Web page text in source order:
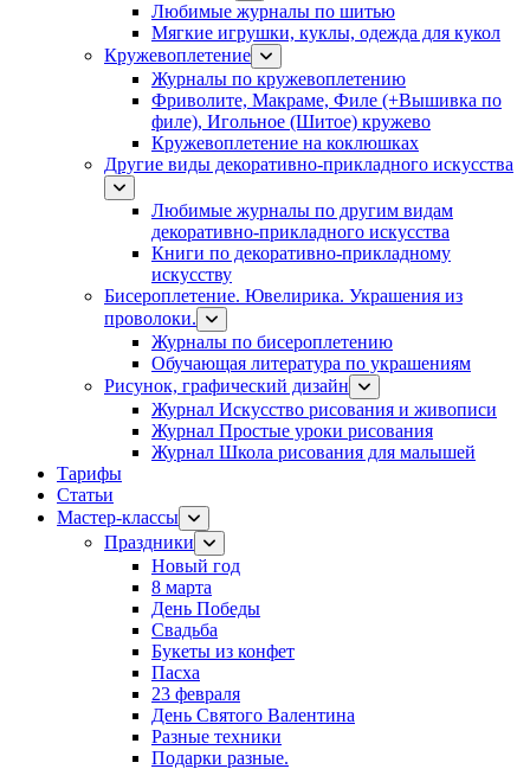
Любимые журналы по шитью
Мягкие игрушки, куклы, одежда для кукол
Кружевоплетение
Журналы по кружевоплетению
Фриволите, Макраме, Филе (+Вышивка по
филе), Игольное (Шитое) кружево
Кружевоплетение на коклюшках
Другие виды декоративно-прикладного искусства
Любимые журналы по другим видам
декоративно-прикладного искусства
Книги по декоративно-прикладному
искусству
Бисероплетение. Ювелирика. Украшения из
проволоки.
Журналы по бисероплетению
Обучающая литература по украшениям
Рисунок, графический дизайн
Журнал Искусство рисования и живописи
Журнал Простые уроки рисования
Журнал Школа рисования для малышей
Тарифы
Статьи
Мастер-классы
Праздники
Новый год
8 марта
День Победы
Свадьба
Букеты из конфет
Пасха
23 февраля
День Святого Валентина
Разные техники
Подарки разные.